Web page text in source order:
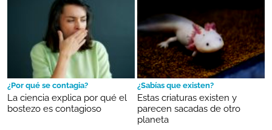
¿Por qué se contagia?
La ciencia explica por qué el
bostezo es contagioso
¿Sabías que existen?
Estas criaturas existen y
parecen sacadas de otro
planeta